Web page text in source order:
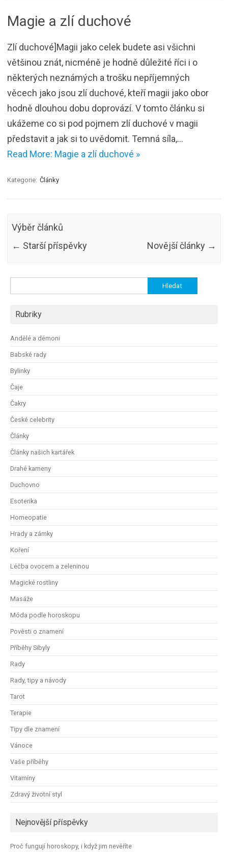
Magie a zlí duchové
Zlí duchové]Magii jako celek budete asi všichni
většinou znát, nicméně je hodně důležité říci i o
některých neznámých a trošku nepříjemných
věcech jako jsou zlí duchové, kteří magii jako obor
hodně dlouhou dobu doprovází. V tomto článku si
ukážeme co si pod pojmem zlí duchové v magii
představit a jak si to uvědomit. Temná síla,…
Read More: Magie a zlí duchové »
Kategorie: Články
Výběr článků
← Starší příspěvky Novější články →
Rubriky
Andělé a démoni
Babské rady
Bylinky
Čaje
Čakry
České celebrity
Články
Články našich kartářek
Drahé kameny
Duchovno
Esoterika
Homeopatie
Hrady a zámky
Koření
Léčba ovocem a zeleninou
Magické rostliny
Masáže
Móda podle horoskopu
Pověsti o znamení
Příběhy Sibyly
Rady
Rady, tipy a návody
Tarot
Terapie
Tipy dle znamení
Vánoce
Vaše příběhy
Vitamíny
Zdravý životní styl
Nejnovější příspěvky
Proč fungují horoskopy, i když jim nevěříte